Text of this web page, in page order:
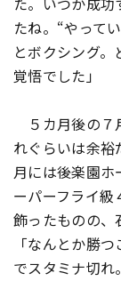
たね。“やって
とボクシング
覚悟でした」
５カ月後の７
れぐらいは余裕
月には後楽園
ーパーフライ級
飾ったものの、
「なんとか勝
でスタミナ切れ